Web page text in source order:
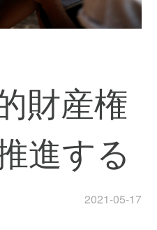
財産権
進する
2021-05-17